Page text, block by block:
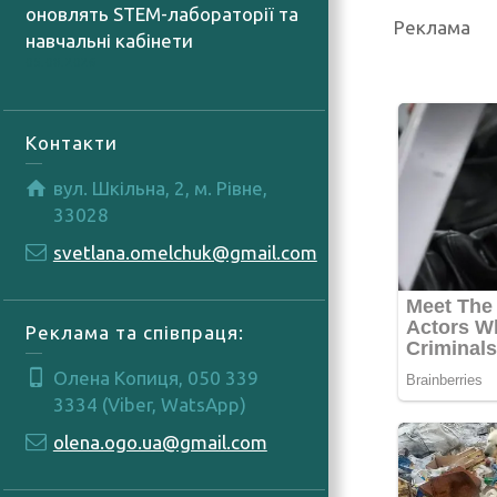
оновлять STEM-лабораторії та
навчальні кабінети
Контакти
вул. Шкільна, 2, м. Рівне,
33028
svetlana.omelchuk@gmail.com
Реклама та співпраця:
Олена Копиця, 050 339
3334 (Viber, WatsApp)
olena.ogo.ua@gmail.com
Реклама